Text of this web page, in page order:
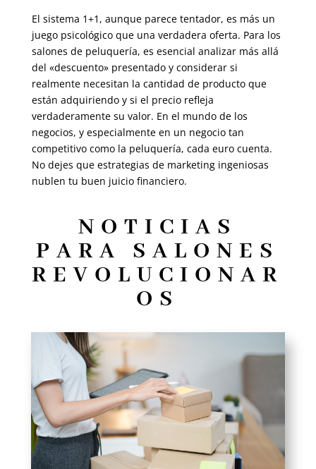
El sistema 1+1, aunque parece tentador, es más un
juego psicológico que una verdadera oferta. Para los
salones de peluquería, es esencial analizar más allá
del «descuento» presentado y considerar si
realmente necesitan la cantidad de producto que
están adquiriendo y si el precio refleja
verdaderamente su valor. En el mundo de los
negocios, y especialmente en un negocio tan
competitivo como la peluquería, cada euro cuenta.
No dejes que estrategias de marketing ingeniosas
nublen tu buen juicio financiero.
NOTICIAS
PARA SALONES
REVOLUCIONAR
OS